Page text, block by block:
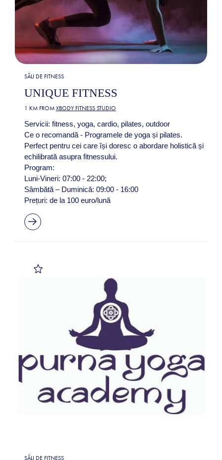
SĂLI DE FITNESS
UNIQUE FITNESS
1 KM FROM XBODY FITNESS STUDIO
Servicii: fitness, yoga, cardio, pilates, outdoor
Ce o recomandă - Programele de yoga și pilates.
Perfect pentru cei care își doresc o abordare holistică și
echilibrată asupra fitnessului.
Program:
Luni-Vineri: 07:00 - 22:00;
Sâmbătă – Duminică: 09:00 - 16:00
Prețuri: de la 100 euro/lună
SĂLI DE FITNESS